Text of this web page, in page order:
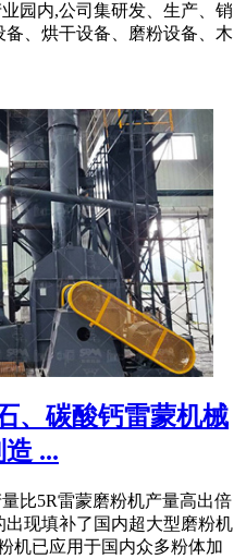
园内,公司集研发、生产、销
、烘干设备、磨粉设备、木
、碳酸钙雷蒙机械
造 ...
比5R雷蒙磨粉机产量高出倍
出现填补了国内超大型磨粉机
机已应用于国内众多粉体加